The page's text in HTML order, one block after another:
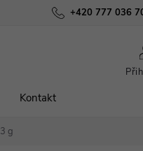
+420 777 036
Podmínky ochrany
Kontakt
g